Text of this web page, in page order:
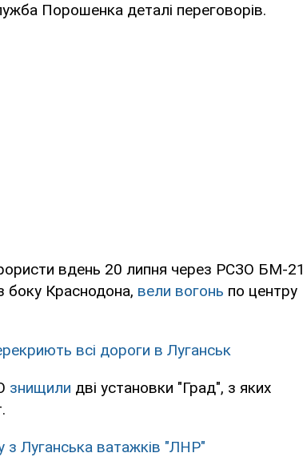
Порошенка деталі переговорів.
вдень 20 липня через РСЗО БМ-21
боку Краснодона, вели вогонь по центру
всі дороги в Луганськ
знищили дві установки "Град", з яких
з Луганська ватажків "ЛНР"